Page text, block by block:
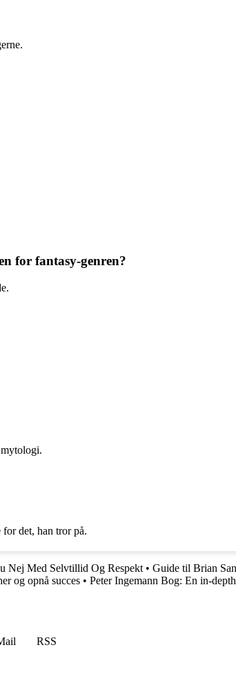
for fantasy-genren?
det, han tror på.
Nej Med Selvtillid Og Respekt • Guide til Brian
og opnå succes • Peter Ingemann Bog: En in-
RSS